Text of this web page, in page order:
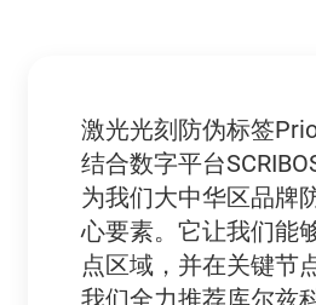
激光光刻防伪标签
结合数字平台
为我们大中华区品牌
心要素。它让我们能
点区域，并在关键节
我们全力推荐库尔兹